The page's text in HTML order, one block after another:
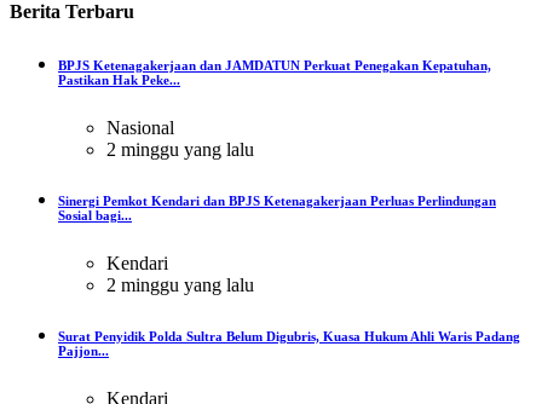
Berita Terbaru
BPJS Ketenagakerjaan dan JAMDATUN Perkuat Penegakan Kepatuhan,
Pastikan Hak Peke...
Nasional
2 minggu yang lalu
Sinergi Pemkot Kendari dan BPJS Ketenagakerjaan Perluas Perlindungan
Sosial bagi...
Kendari
2 minggu yang lalu
Surat Penyidik Polda Sultra Belum Digubris, Kuasa Hukum Ahli Waris Padang
Pajjon...
Kendari